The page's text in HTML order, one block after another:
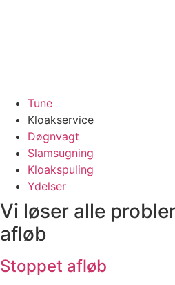
Tune
Kloakservice
Døgnvagt
Slamsugning
Kloakspuling
Ydelser
Vi løser alle
afløb
Stoppet afløb